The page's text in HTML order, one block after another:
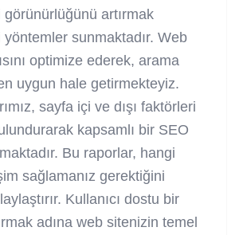
artırmak
yöntemler sunmaktadır. Web
optimize ederek, arama
uygun hale getirmekteyiz.
sayfa içi ve dışı faktörleri
kapsamlı bir SEO
Bu raporlar, hangi
sağlamanız gerektiğini
Kullanıcı dostu bir
adına web sitenizin temel